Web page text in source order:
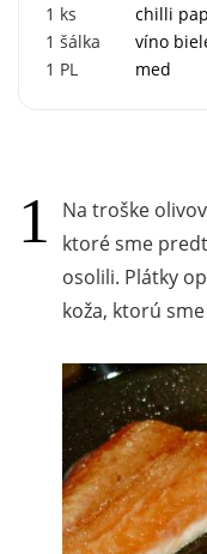
1 ks
chilli
1 šálka
víno
1 PL med
Na troške
ktoré sme
osolili. Plátky
koža, ktorú